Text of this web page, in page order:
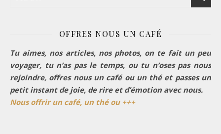
OFFRES NOUS UN CAFÉ
Tu aimes, nos articles, nos photos, on te fait un peu
voyager, tu n’as pas le temps, ou tu n’oses pas nous
rejoindre, offres nous un café ou un thé et passes un
petit instant de joie, de rire et d’émotion avec nous.
Nous offrir un café, un thé ou +++